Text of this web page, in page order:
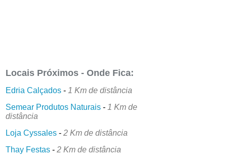
Locais Próximos - Onde Fica:
Edria Calçados - 1 Km de distância
Semear Produtos Naturais - 1 Km de
distância
Loja Cyssales -2 Km de distância
Thay Festas -2 Km de distância